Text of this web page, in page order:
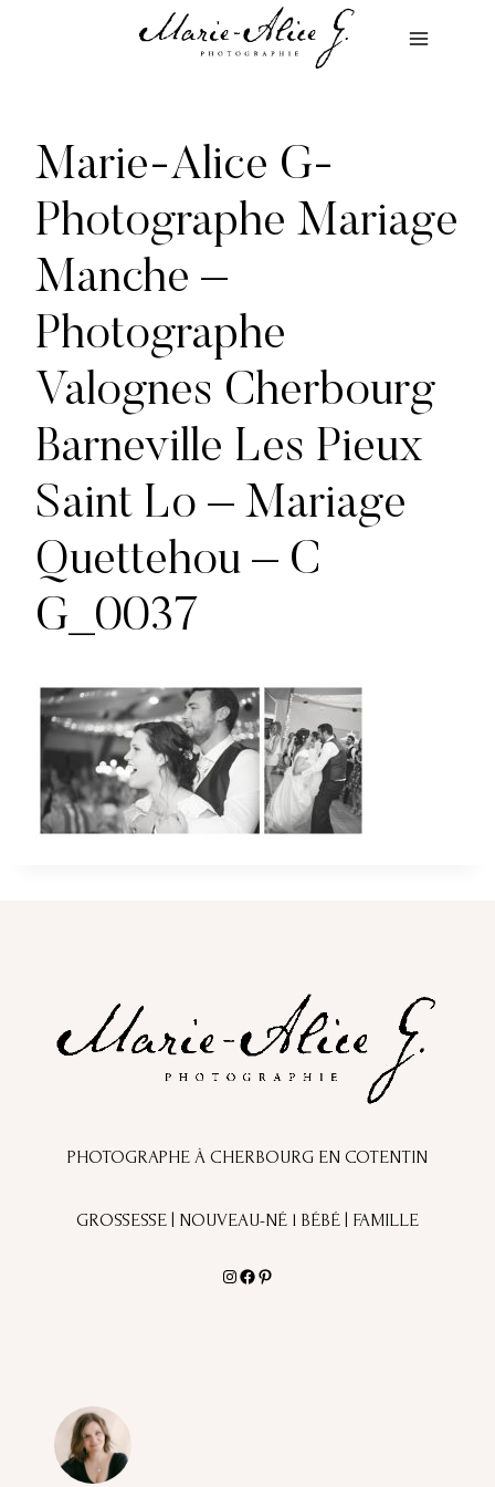
Marie-Alice G-
Photographe Mariage
Manche –
Photographe
Valognes Cherbourg
Barneville Les Pieux
Saint Lo – Mariage
Quettehou – C
G_0037
PHOTOGRAPHE À CHERBOURG EN COTENTIN
GROSSESSE | NOUVEAU-NÉ l BÉBÉ | FAMILLE
Instagram
Facebook
Pinterest